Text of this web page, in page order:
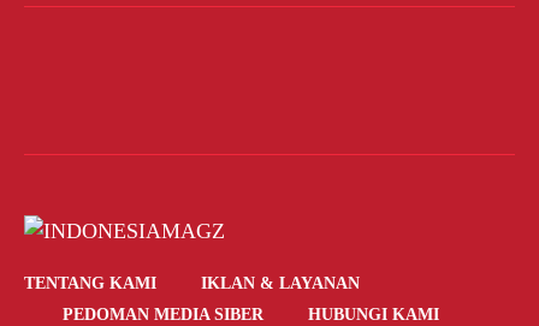
TENTANG KAMI
IKLAN & LAYANAN
PEDOMAN MEDIA SIBER
HUBUNGI KAMI